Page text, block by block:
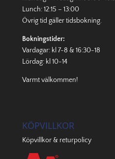
Lunch: 12:15 – 13:00
Övrig tid gällertidsbokning.
Bokningstider:
Vardagar: kl 7-8 & 16:30-18
Lördag: kl 10-14
Varmt välkommen!
KÖPVILLKOR
Köpvillkor & returpolicy